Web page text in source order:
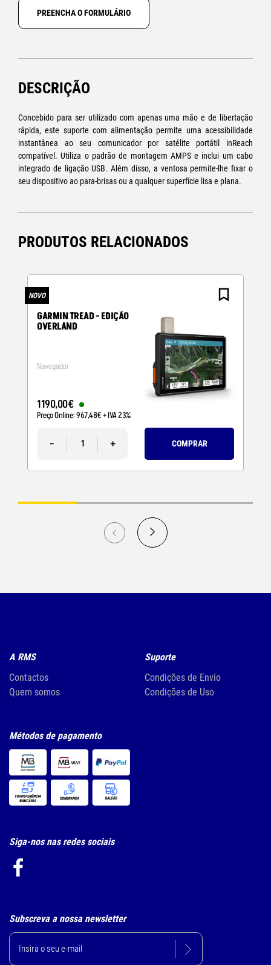
PREENCHA O FORMULÁRIO
DESCRIÇÃO
Concebido para ser utilizado com apenas uma mão e de libertação
rápida, este suporte com alimentação permite uma acessibilidade
instantânea ao seu comunicador por satélite portátil inReach
compatível. Utiliza o padrão de montagem AMPS e inclui um cabo
integrado de ligação USB. Além disso, a ventosa permite-lhe fixar o
seu dispositivo ao para-brisas ou a qualquer superfície lisa e plana.
PRODUTOS RELACIONADOS
NOVO
GARMIN TREAD - EDIÇÃO
OVERLAND
Navegador
1190,00€
Preço Online:967,48€+ IVA 23%
- + COMPRAR
A RMS
Contactos
Quem somos
Suporte
Condições de Envio
Condições de Uso
Métodos de pagamento
Siga-nos nas redes sociais
Subscreva a nossa newsletter